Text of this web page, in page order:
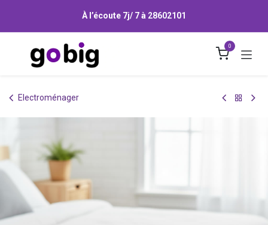
À l’écoute 7j/ 7 à 28602101
0
Electroménager